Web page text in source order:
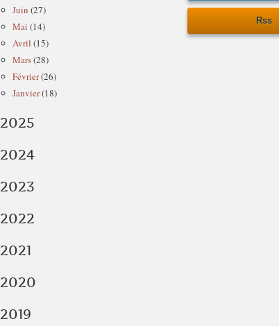
Juin (27)
Mai (14)
Avril (15)
Mars(28)
Février(26)
Janvier(18)
2025
2024
2023
2022
2021
2020
2019
Rss